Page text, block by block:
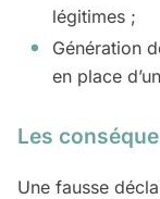
légitimes ;
Génération
en place
Les
Une fausse